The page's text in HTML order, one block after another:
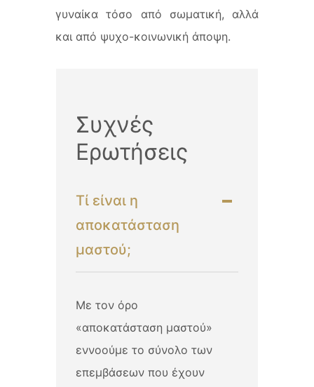
γυναίκα τόσο από σωματική, αλλά
και από ψυχο-κοινωνική άποψη.
Συχνές
Ερωτήσεις
Τί είναι η
αποκατάσταση
μαστού;
Με τον όρο
«αποκατάσταση μαστού»
εννοούμε το σύνολο των
επεμβάσεων που έχουν